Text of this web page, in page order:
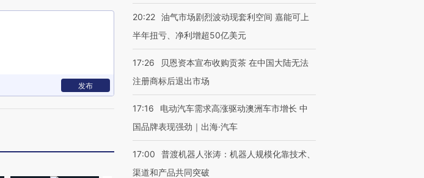
发布
20:22 油气市场剧烈波动现套利空间 嘉能可上
半年扭亏、净利增超50亿美元
17:26
贝恩资本宣布收购贡茶 在中国大陆无法
注册商标后退出市场
17:16
电动汽车需求高涨驱动澳洲车市增长 中
国品牌表现强劲｜出海·汽车
17:00
普渡机器人张涛：机器人规模化靠技术、
渠道和产品共同突破